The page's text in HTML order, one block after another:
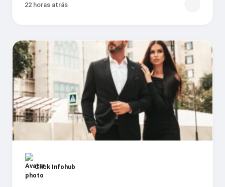
22 horas atrás
Click Infohub